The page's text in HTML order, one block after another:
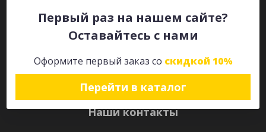
Первый раз на нашем сайте?
Оставайтесь с нами
Оформите первый заказ со скидкой 10%
Перейти в каталог
Наши контакты